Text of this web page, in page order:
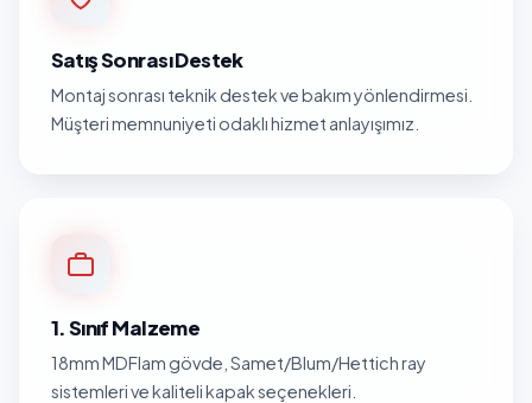
Satış Sonrası Destek
Montaj sonrası teknik destek ve bakım yönlendirmesi.
Müşteri memnuniyeti odaklı hizmet anlayışımız.
1. Sınıf Malzeme
18mm MDFlam gövde, Samet/Blum/Hettich ray
sistemleri ve kaliteli kapak seçenekleri.